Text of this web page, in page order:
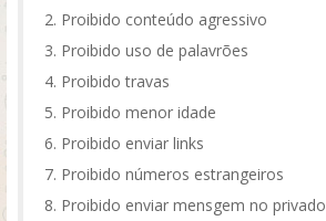
Proibido conteúdo agressivo
Proibido uso de palavrões
Proibido travas
Proibido menor idade
Proibido enviar links
Proibido números estrangeiros
Proibido enviar mensgem no privado